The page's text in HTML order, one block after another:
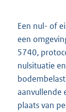
Een nul- of
een
5740,
nulsituatie
aanvullende
plaats van